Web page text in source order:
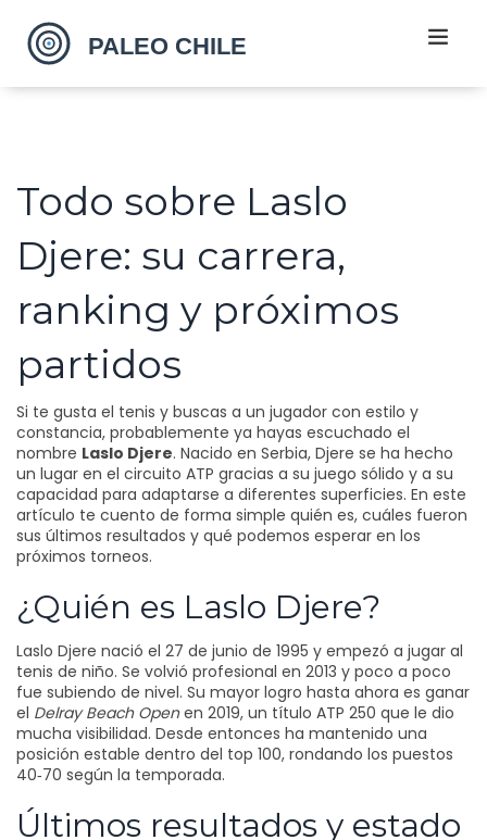
Todo sobre Laslo
Djere: su carrera,
ranking y próximos
partidos
Si te gusta el tenis y buscas a un jugador con estilo y
constancia, probablemente ya hayas escuchado el
nombre Laslo Djere. Nacido en Serbia, Djere se ha hecho
un lugar en el circuito ATP gracias a su juego sólido y a su
capacidad para adaptarse a diferentes superficies. En este
artículo te cuento de forma simple quién es, cuáles fueron
sus últimos resultados y qué podemos esperar en los
próximos torneos.
¿Quién es Laslo Djere?
Laslo Djere nació el 27 de junio de 1995 y empezó a jugar al
tenis de niño. Se volvió profesional en 2013 y poco a poco
fue subiendo de nivel. Su mayor logro hasta ahora es ganar
el Delray Beach Openen 2019, un título ATP 250 que le dio
mucha visibilidad. Desde entonces ha mantenido una
posición estable dentro del top 100, rondando los puestos
40‑70 según la temporada.
Últimos resultados y estado